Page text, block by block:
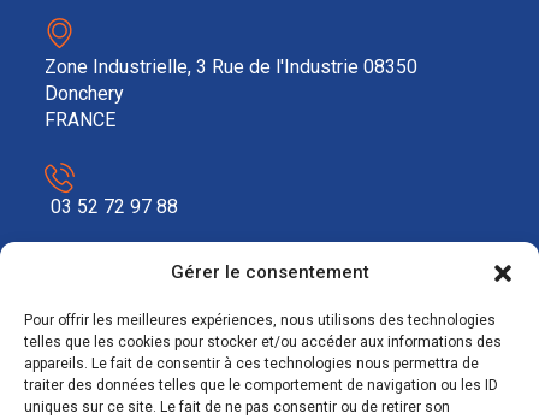
Gérer le consentement
Pour offrir les meilleures expériences, nous utilisons des technologies
telles que les cookies pour stocker et/ou accéder aux informations des
appareils. Le fait de consentir à ces technologies nous permettra de
traiter des données telles que le comportement de navigation ou les ID
uniques sur ce site. Le fait de ne pas consentir ou de retirer son
Zone Industrielle, 3 Rue de l'Industrie 08350
Donchery
FRANCE
03 52 72 97 88
À PROPOS
Mentions légales